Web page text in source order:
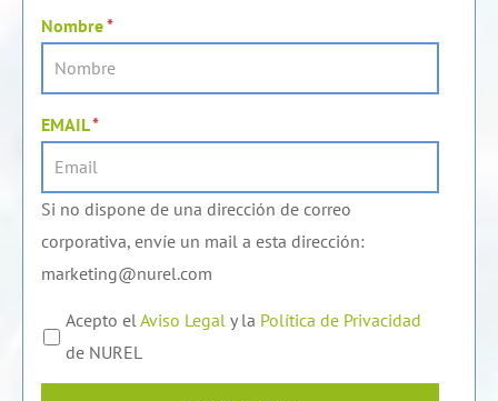
Nombre*
EMAIL*
Si no dispone de una dirección de correo
corporativa, envíe un mail a esta dirección:
marketing@nurel.com
Acepto el Aviso Legal y la Política de Privacidad
de NUREL